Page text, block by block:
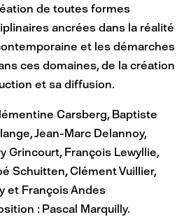
de toutes formes
ancrées dans la réalité
et les démarches
ces domaines, de la création
et sa diffusion.
Carsberg, Baptiste
Jean-Marc Delannoy,
Grincourt, François Lewyllie,
Schuitten, Clément Vuillier,
et François Andes
: Pascal Marquilly.